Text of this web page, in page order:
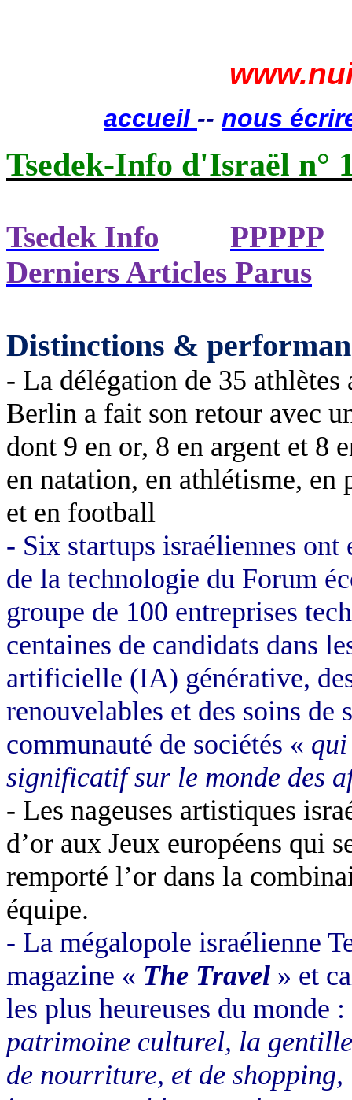
accueil -- nous
Tsedek-Info d'Israël n°
Tsedek Info
PPPPP
Derniers Articles Parus
Distinctions &
- La délégation de 35
Berlin a fait son retour avec
dont 9 en or, 8 en argent et 8
en natation, en athlétisme,
et en football
- Six startups israéliennes
de la technologie du Forum
groupe de 100 entreprises
centaines de candidats dans
artificielle (IA) générative,
renouvelables et des soins de
communauté de sociétés «
significatif sur le monde des
- Les nageuses artistiques
d’or aux Jeux européens qui
remporté l’or dans la
équipe.
- La mégalopole israélienne
magazine « The Travel » et
les plus heureuses du monde
patrimoine culturel, la
de nourriture, et de